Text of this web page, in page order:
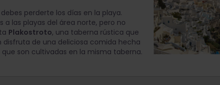
perderte los días en la playa.
las playas del área norte, pero no
Plakostroto, una taberna rústica que
disfruta de una deliciosa comida hecha
son cultivadas en la misma taberna.